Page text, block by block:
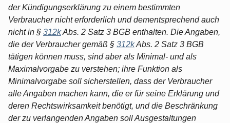
der Kündigungserklärung zu einem bestimmten
Verbraucher nicht erforderlich und dementsprechend auch
nicht in § 312kAbs. 2 Satz 3 BGB enthalten. Die Angaben,
die der Verbraucher gemäß § 312kAbs. 2 Satz 3 BGB
tätigen können muss, sind aber als Minimal- und als
Maximalvorgabe zu verstehen; ihre Funktion als
Minimalvorgabe soll sicherstellen, dass der Verbraucher
alle Angaben machen kann, die er für seine Erklärung und
deren Rechtswirksamkeit benötigt, und die Beschränkung
der zu verlangenden Angaben soll Ausgestaltungen